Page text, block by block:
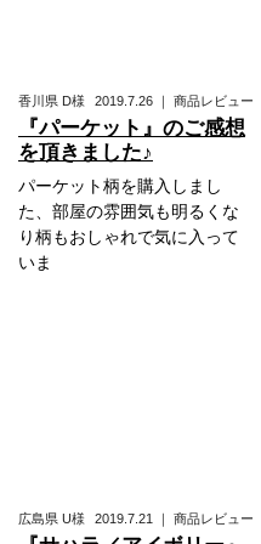
香川県 D様 2019.7.26 ｜ 商品レビュー
『パーケット』のご感想
を頂きました♪
パーケット柄を購入しまし
た、部屋の雰囲気も明るくな
り柄もおしゃれで気に入って
いま
広島県 U様 2019.7.21 ｜ 商品レビュー